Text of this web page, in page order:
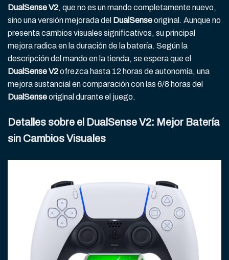
DualSense V2, que no es un mando completamente nuevo,
sino una versión mejorada del DualSenseoriginal. Aunque no
presenta cambios visuales significativos, su principal
mejora radica en la duración de la batería. Según la
descripción del mando en la tienda, se espera que el
DualSense V2ofrezca hasta 12 horas de autonomía, una
mejora sustancial en comparación con las 6/8 horas del
DualSenseoriginal durante el juego.
Detalles sobre el DualSense V2: Mejor Batería
sin Cambios Visuales